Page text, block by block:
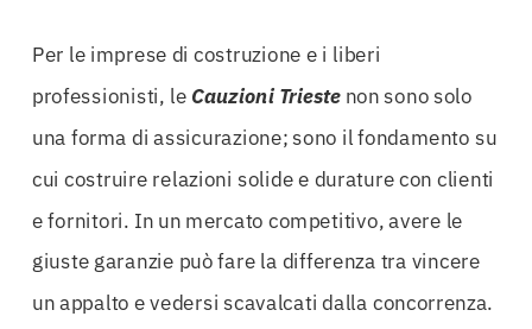
Per le imprese di costruzione e i liberi
professionisti, le Cauzioni Triestenon sono solo
una forma di assicurazione; sono il fondamento su
cui costruire relazioni solide e durature con clienti
e fornitori. In un mercato competitivo, avere le
giuste garanzie può fare la differenza tra vincere
un appalto e vedersi scavalcati dalla concorrenza.